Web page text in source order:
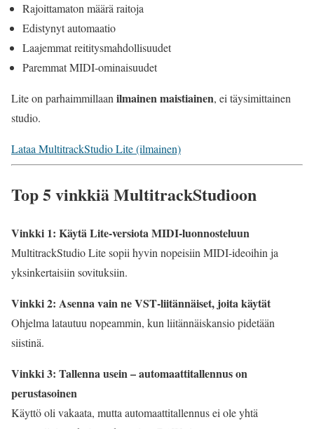
Rajoittamaton määrä raitoja
Edistynyt automaatio
Laajemmat reititysmahdollisuudet
Paremmat MIDI‑ominaisuudet
Lite on parhaimmillaanilmainen maistiainen, ei täysimittainen
studio.
Lataa MultitrackStudio Lite (ilmainen)
Top 5 vinkkiä MultitrackStudioon
Vinkki 1: Käytä Lite‑versiota MIDI‑luonnosteluun
MultitrackStudio Lite sopii hyvin nopeisiin MIDI‑ideoihin ja
yksinkertaisiin sovituksiin.
Vinkki 2: Asenna vain ne VST‑liitännäiset, joita käytät
Ohjelma latautuu nopeammin, kun liitännäiskansio pidetään
siistinä.
Vinkki 3: Tallenna usein – automaattitallennus on
perustasoinen
Käyttö oli vakaata, mutta automaattitallennus ei ole yhtä